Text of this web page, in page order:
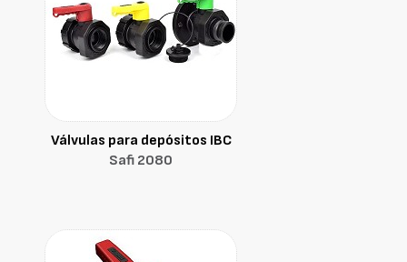
Válvulas para depósitos IBC
Safi 2080